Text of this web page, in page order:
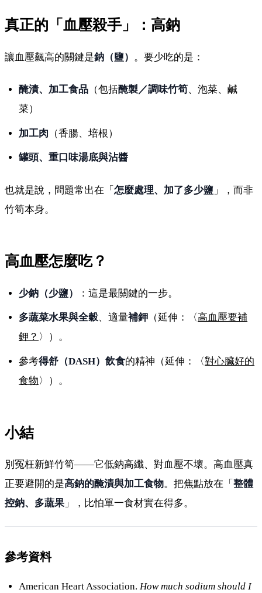
真正的「血壓殺手」：高鈉
讓血壓飆高的關鍵是鈉（鹽） 。要少吃的是：
醃漬、加工食品 （包括醃製／調味竹筍、泡菜、鹹
菜）
加工肉 （香腸、培根）
罐頭、重口味湯底與沾醬
也就是說，問題常出在「 怎麼處理、加了多少鹽 」，而非
竹筍本身。
高血壓怎麼吃？
少鈉（少鹽） ：這是最關鍵的一步。
多蔬菜水果與全穀、適量補鉀 （延伸：〈 高血壓要補
鉀？ 〉）。
參考得舒（DASH）飲食的精神（延伸：〈對心臟好的
食物〉）。
小結
別冤枉新鮮竹筍——它低鈉高纖、對血壓不壞。高血壓真
正要避開的是高鈉的醃漬與加工食物。把焦點放在「 整體
控鈉、多蔬果 」，比怕單一食材實在得多。
參考資料
American Heart Association.How much sodium should I